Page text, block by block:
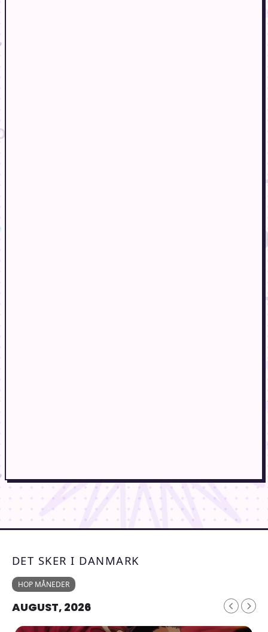
DET SKER I DANMARK
HOP MÅNEDER
AUGUST, 2026